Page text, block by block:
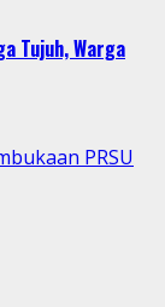
Tujuh, Warga
PRSU